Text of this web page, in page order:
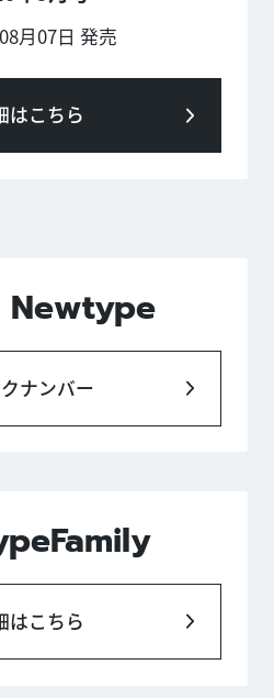
月07日 発売
はこちら
Newtype
ナンバー
はこちら